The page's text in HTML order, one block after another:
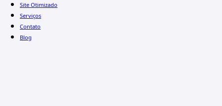
Site Otimizado
Serviços
Contato
Blog